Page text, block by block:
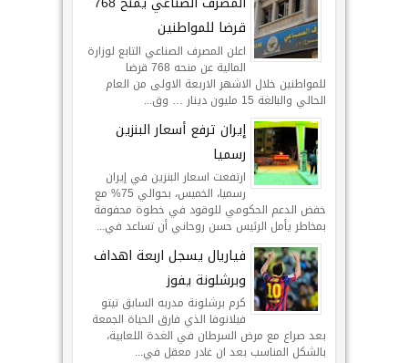
قرضا للمواطنين
اعلن المصرف الصناعي التابع لوزارة
المالية عن منحه 768 قرضا
للمواطنين خلال الاشهر الاربعة الاولى من العام
الحالي والبالغة 15 مليون دينار … وق...
إيران ترفع أسعار البنزين
رسميا
ارتفعت اسعار البنزين في إيران
رسميا، الخميس، بحوالي 75% مع
خفض الدعم الحكومي للوقود في خطوة محفوفة
بمخاطر يأمل الرئيس حسن روحاني أن تساعد في...
فياريال يسجل اربعة اهداف
وبرشلونة يفوز
كرم برشلونة مدربه السابق تيتو
فيلانوفا الذي فارق الحياة الجمعة
بعد صراع مع مرض السرطان في الغدة اللعابية،
بالشكل المناسب بعد ان غادر معقل في...